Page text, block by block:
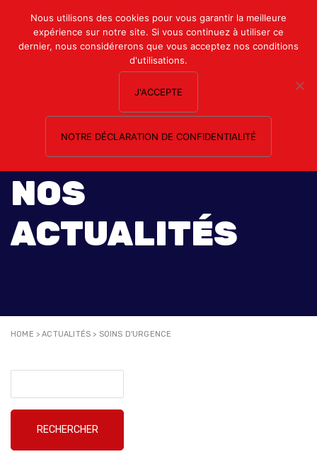
Mon compte
Nous contacter
NOS
ACTUALITÉS
HOME >ACTUALITÉS > SOINS D'URGENCE
Nous utilisons des cookies pour vous garantir la meilleure
expérience sur notre site. Si vous continuez à utiliser ce
dernier, nous considérerons que vous acceptez nos conditions
d'utilisations.
J'ACCEPTE
NOTRE DÉCLARATION DE CONFIDENTIALITÉ